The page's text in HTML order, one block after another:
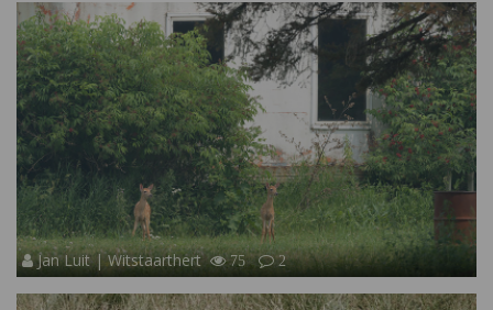
Jan Luit | Witstaarthert 75 2